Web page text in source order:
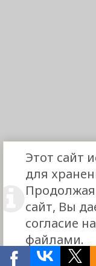
Этот сайт
для
Продолжая
сайт, Вы
согласие
файлами.